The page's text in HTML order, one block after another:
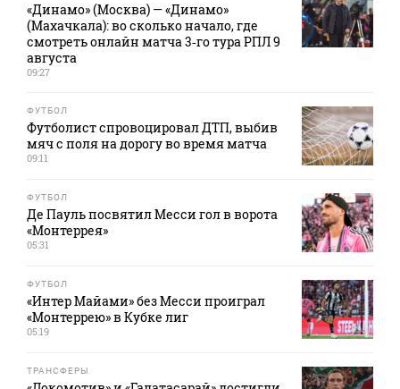
«Динамо» (Москва) — «Динамо»
(Махачкала): во сколько начало, где
смотреть онлайн матча 3‑го тура РПЛ 9
августа
09:27
ФУТБОЛ
Футболист спровоцировал ДТП, выбив
мяч с поля на дорогу во время матча
09:11
ФУТБОЛ
Де Пауль посвятил Месси гол в ворота
«Монтеррея»
05:31
ФУТБОЛ
«Интер Майами» без Месси проиграл
«Монтеррею» в Кубке лиг
05:19
ТРАНСФЕРЫ